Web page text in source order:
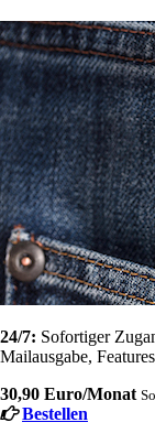
24/7: Sofortiger
Mailausgabe,
30,90 Euro/Monat
Bestellen